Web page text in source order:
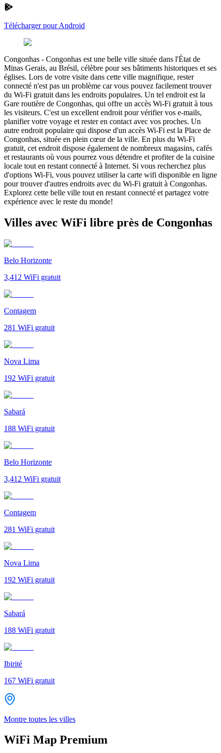
Télécharger pour Android
Congonhas - Congonhas est une belle ville située dans l'État de
Minas Gerais, au Brésil, célèbre pour ses bâtiments historiques et ses
églises. Lors de votre visite dans cette ville magnifique, rester
connecté n'est pas un problème car vous pouvez facilement trouver
du Wi-Fi gratuit dans les endroits populaires. Un tel endroit est la
Gare routière de Congonhas, qui offre un accès Wi-Fi gratuit à tous
les visiteurs. C'est un excellent endroit pour vérifier vos e-mails,
planifier votre voyage et rester en contact avec vos proches. Un
autre endroit populaire qui dispose d'un accès Wi-Fi est la Place de
Congonhas, située en plein cœur de la ville. En plus du Wi-Fi
gratuit, cet endroit dispose également de nombreux magasins, cafés
et restaurants où vous pourrez vous détendre et profiter de la cuisine
locale tout en restant connecté à Internet. Si vous recherchez plus
d'options Wi-Fi, vous pouvez utiliser la carte wifi disponible en ligne
pour trouver d'autres endroits avec du Wi-Fi gratuit à Congonhas.
Explorez cette belle ville tout en restant connecté et partagez votre
expérience avec le reste du monde!
Villes avec WiFi libre près de Congonhas
Belo Horizonte
3,412 WiFi gratuit
Contagem
281 WiFi gratuit
Nova Lima
192 WiFi gratuit
Sabará
188 WiFi gratuit
Belo Horizonte
3,412 WiFi gratuit
Contagem
281 WiFi gratuit
Nova Lima
192 WiFi gratuit
Sabará
188 WiFi gratuit
Ibirité
167 WiFi gratuit
Montre toutes les villes
WiFi Map Premium